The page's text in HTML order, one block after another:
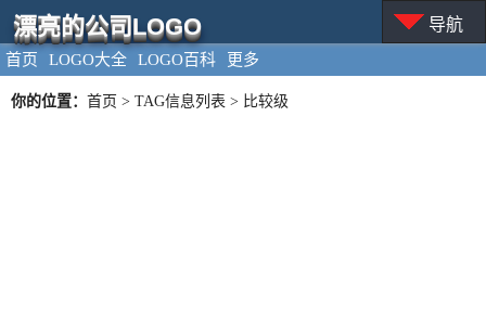
首页 LOGO大全 LOGO百科 更多
漂亮的公司LOGO 导航
你的位置： 首页 > TAG信息列表 > 比较级